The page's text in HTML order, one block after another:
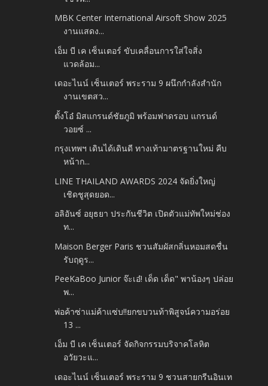
MBK Center International Airsoft Show 2025
งานแสดง...
เอ็ม บี เค เซ็นเตอร์ ขับเคลื่อนการใส่ใจสิ่ง
แวดล้อม...
เดอะไนน์ เซ็นเตอร์ พระราม 9 ผนึกกำลังสำนัก
งานเขตสว...
ตั้งโอ๋ มิสแกรนด์ชัยภูมิ พร้อมฟาดรอบ แกรนด์
วอยซ์ ...
กรุงเทพฯ เดินได้เดินดี ทางเท้ามาตรฐานใหม่ คืบ
หน้าก...
LINE THAILAND AWARDS 2024 จัดยิ่งใหญ่
เชิดชูสุดยอด...
อลิอันซ์ อยุธยา ประกันชีวิต เปิดตัวแม่ทัพใหม่ช่อง
ท...
Maison Berger Paris ชวนสัมผัสกลิ่นหอมสดชื่น
รับฤดูร...
PeeKaBoo Junior จ๊ะเอ๋! เด็ด เด็ด" พาน้องๆ ปล่อย
พ...
พ่อค้าซ่าแม่ค้าแซ่บ!!ยกขบวนท้าพิสูจน์ความอร่อย
13 ...
เอ็ม บี เค เซ็นเตอร์ จัดกิจกรรมบริจาคโลหิต
อวัยวะแ...
เดอะไนน์ เซ็นเตอร์ พระราม 9 ชวนสายกรีนอินเท